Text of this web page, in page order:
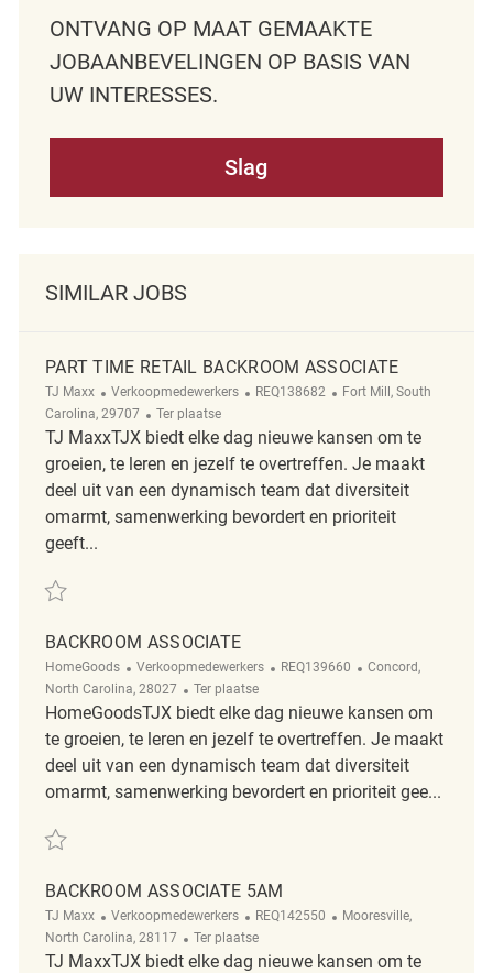
ONTVANG OP MAAT GEMAAKTE
JOBAANBEVELINGEN OP BASIS VAN
UW INTERESSES.
Slag
SIMILAR JOBS
PART TIME RETAIL BACKROOM ASSOCIATE
TJ Maxx Categorie
Verkoopmedewerkers ReqId
REQ138682 Plaats
Fort Mill, South
Carolina, 29707
Afgelegen
Ter plaatse
TJ MaxxTJX biedt elke dag nieuwe kansen om te
groeien, te leren en jezelf te overtreffen. Je maakt
deel uit van een dynamisch team dat diversiteit
omarmt, samenwerking bevordert en prioriteit
geeft...
Redden Part Time Retail Backroom Associate REQ138682
BACKROOM ASSOCIATE
HomeGoods Categorie
Verkoopmedewerkers ReqId
REQ139660 Plaats
Concord,
North Carolina, 28027
Afgelegen
Ter plaatse
HomeGoodsTJX biedt elke dag nieuwe kansen om
te groeien, te leren en jezelf te overtreffen. Je maakt
deel uit van een dynamisch team dat diversiteit
omarmt, samenwerking bevordert en prioriteit gee...
Redden Backroom Associate REQ139660
BACKROOM ASSOCIATE 5AM
TJ Maxx Categorie
Verkoopmedewerkers ReqId
REQ142550 Plaats
Mooresville,
North Carolina, 28117
Afgelegen
Ter plaatse
TJ MaxxTJX biedt elke dag nieuwe kansen om te